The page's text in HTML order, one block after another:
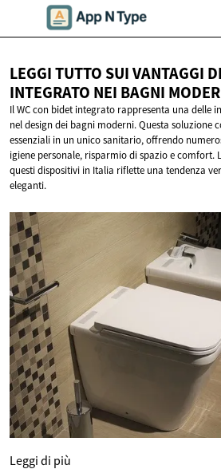
LEGGI TUTTO SUI VANTAGGI
INTEGRATO NEI BAGNI
Il WC con bidet integrato rappresenta una delle
nel design dei bagni moderni. Questa soluzione
essenziali in un unico sanitario, offrendo
igiene personale, risparmio di spazio e comfort.
questi dispositivi in Italia riflette una tendenza
eleganti.
Leggi di più